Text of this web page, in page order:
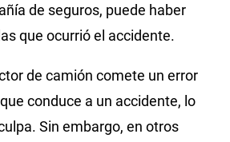
de seguros, puede haber
que ocurrió el accidente.
de camión comete un error
conduce a un accidente, lo
Sin embargo, en otros